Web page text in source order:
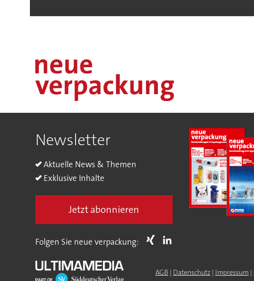
Newsletter
Aktuelle News & Themen
Exklusive Inhalte
Jetzt abonnieren
Folgen Sie neue verpackung:
AGB | Datenschutz| Impressum |